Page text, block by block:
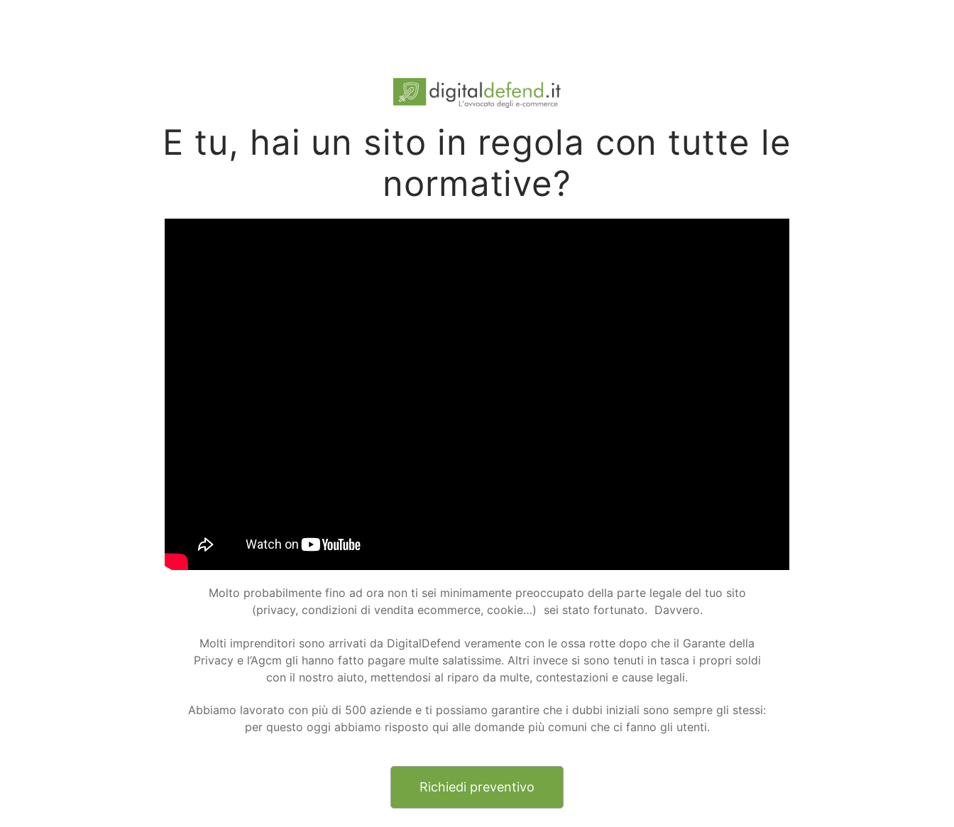
E tu, hai un sito in regola con tutte le
normative?
Molto probabilmente fino ad ora non ti sei minimamente preoccupato della parte legale del tuo sito
(privacy, condizioni di vendita ecommerce, cookie…) sei stato fortunato. Davvero.
Molti imprenditori sono arrivati da DigitalDefend veramente con le ossa rotte dopo che il Garante della
Privacy e l’Agcm gli hanno fatto pagare multe salatissime. Altri invece si sono tenuti in tasca i propri soldi
con il nostro aiuto, mettendosi al riparo da multe, contestazioni e cause legali.
Abbiamo lavorato con più di 500 aziende e ti possiamo garantire che i dubbi iniziali sono sempre gli stessi:
per questo oggi abbiamo risposto qui alle domande più comuni che ci fanno gli utenti.
Richiedi preventivo